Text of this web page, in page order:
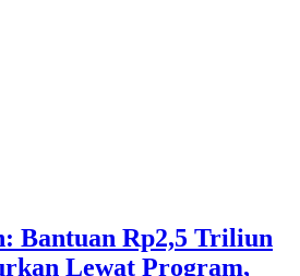
Bantuan Rp2,5 Triliun
Lewat Program,